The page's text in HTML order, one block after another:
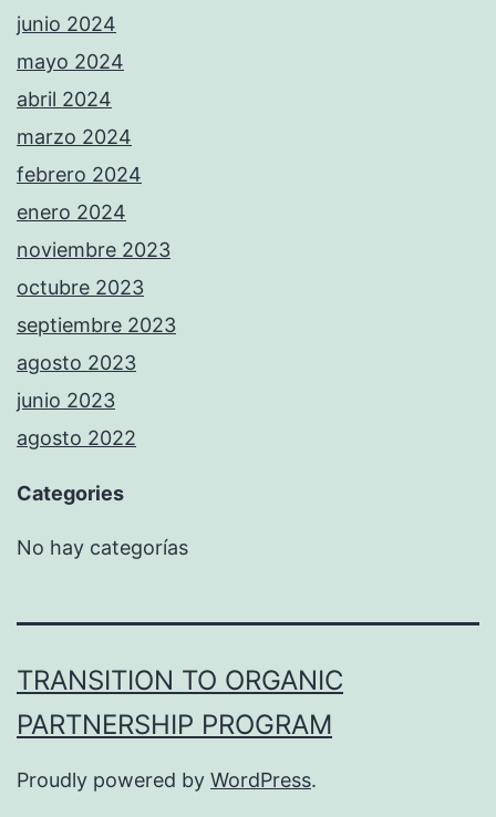
junio 2024
mayo 2024
abril 2024
marzo 2024
febrero 2024
enero 2024
noviembre 2023
octubre 2023
septiembre 2023
agosto 2023
junio 2023
agosto 2022
Categories
No hay categorías
TRANSITION TO ORGANIC
PARTNERSHIP PROGRAM
Proudly powered by WordPress.